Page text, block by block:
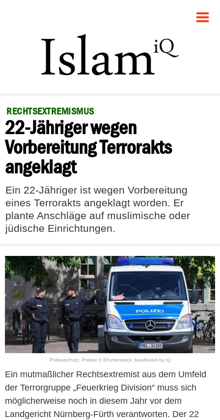
POLITIK
GESELLSCHAFT
RECHT
FEUILLETON
DEBATTE
RECHTSEXTREMISMUS
22-Jähriger wegen
Vorbereitung Terrorakts
angeklagt
Ein 22-Jähriger ist wegen Vorbereitung
eines Terrorakts angeklagt worden. Er
plante Anschläge auf muslimische oder
jüdische Einrichtungen.
Polizeischutz, Polizei © Shutterstock, bearbeitet by iQ
Ein mutmaßlicher Rechtsextremist aus dem Umfeld
der Terrorgruppe „Feuerkrieg Division“ muss sich
möglicherweise noch in diesem Jahr vor dem
Landgericht Nürnberg-Fürth verantworten. Der 22